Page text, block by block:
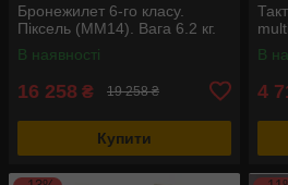
Бронежилет 6-го класу.
Піксель (ММ14). Вага 6.2 кг.
В наявності
16 258 ₴ 19 258 ₴
Купити
В
4